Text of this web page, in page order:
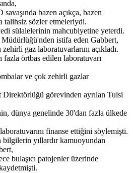
bazen açıkça, bazen
talihsiz sözler etmeleriydi.
sülalelerinin mahcubiyetine yeterdi.
istifa eden Gabbert,
gaz laboratuvarlarını açıkladı.
örtbas edilen laboratuvarı
ve çok zehirli gazlar
görevinden ayrılan Tulsi
dünya genelinde 30'dan fazla ülkede
finanse ettiğini söylemişti.
yıllardır kamuoyundan
bulaşıcı patojenler üzerinde